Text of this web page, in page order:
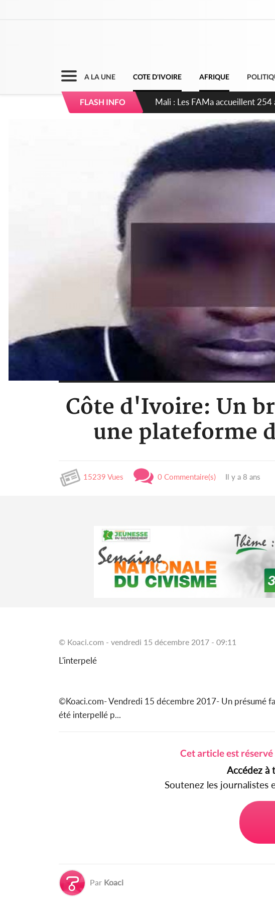
A LA UNE COTE D'IVOIRE AFRIQUE
FLASH INFO Mali : Les FAMa accueillent
Côte d'Ivoire: Un
une plateforme
15239 Vues 0 Commentaire(s) Il y a 8 ans
© Koaci.com - vendredi 15 décembre 2017 - 09:11
L'interpelé
©Koaci.com- Vendredi 15 décembre 2017- Un présumé
été interpellé p...
Cet article est
Accédez à
Soutenez les journalistes
Par Koaci